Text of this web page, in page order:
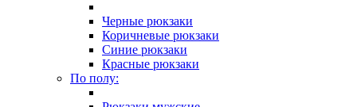
Черные рюкзаки
Коричневые рюкзаки
Синие рюкзаки
Красные рюкзаки
По полу: